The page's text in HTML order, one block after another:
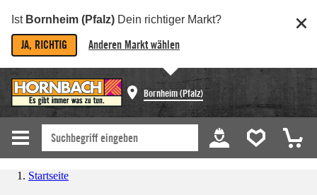
Ist Bornheim (Pfalz) Dein richtiger Markt?
JA, RICHTIG Anderen Markt wählen
Bornheim (Pfalz)
Startseite